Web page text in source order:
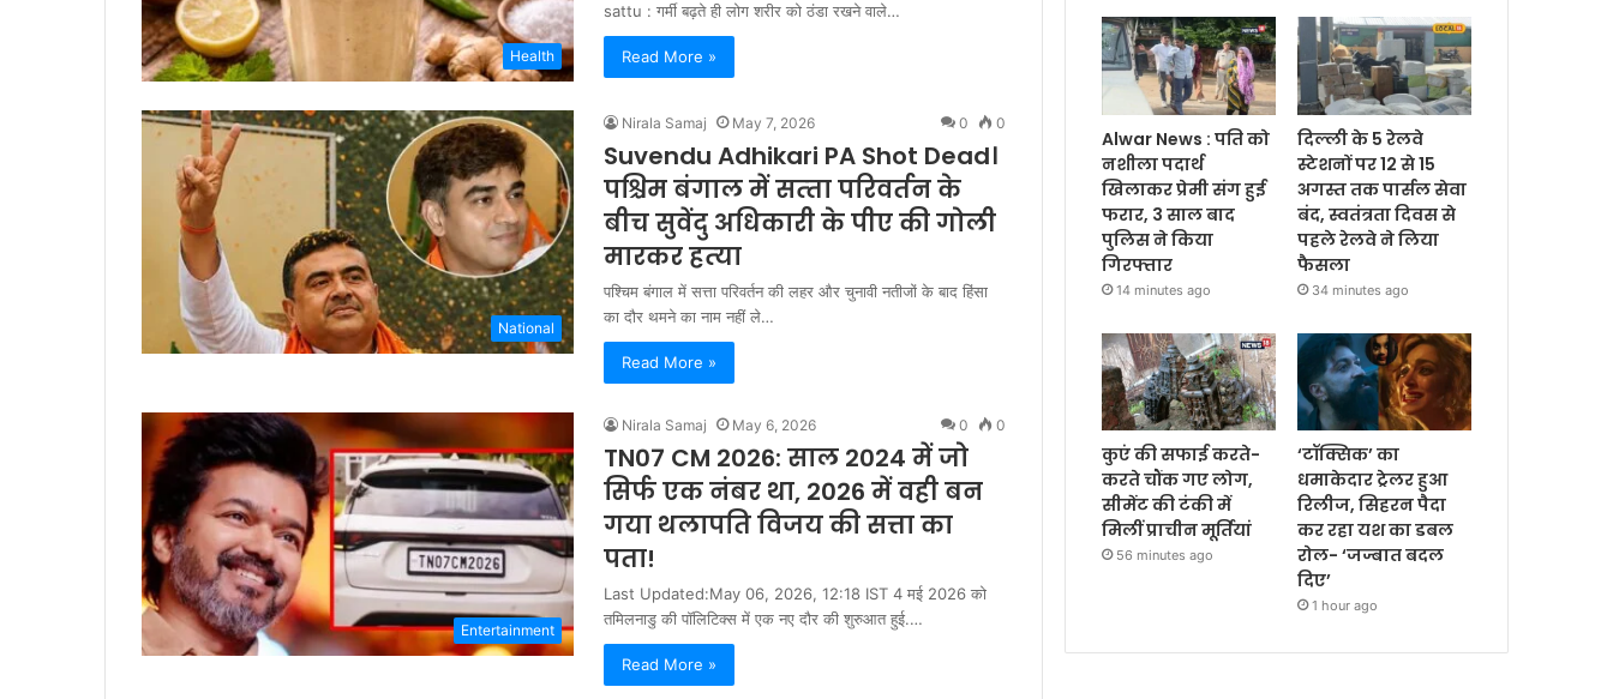
Health
sattu : गर्मी बढ़ते ही लोग शरीर को ठंडा रखने वाले…
Read More »
National
Nirala Samaj May 7, 2026 0 0
Suvendu Adhikari PA Shot Dead।
पश्चिम बंगाल में सत्‍ता परिवर्तन के
बीच सुवेंदु अधिकारी के पीए की गोली
मारकर हत्‍या
पश्चिम बंगाल में सत्ता परिवर्तन की लहर और चुनावी नतीजों के बाद हिंसा
का दौर थमने का नाम नहीं ले…
Read More »
Entertainment
Nirala Samaj May 6, 2026 0 0
TN07 CM 2026: साल 2024 में जो
सिर्फ एक नंबर था, 2026 में वही बन
गया थलापति विजय की सत्ता का
पता!
Last Updated:May 06, 2026, 12:18 IST 4 मई 2026 को
तमिलनाडु की पॉलिटिक्स में एक नए दौर की शुरुआत हुई.…
Read More »
Alwar News : पति को
नशीला पदार्थ
खिलाकर प्रेमी संग हुई
फरार, 3 साल बाद
पुलिस ने किया
गिरफ्तार
14 minutes ago
दिल्ली के 5 रेलवे
स्टेशनों पर 12 से 15
अगस्त तक पार्सल सेवा
बंद, स्वतंत्रता दिवस से
पहले रेलवे ने लिया
फैसला
34 minutes ago
कुएं की सफाई करते-
करते चौंक गए लोग,
सीमेंट की टंकी में
मिलीं प्राचीन मूर्तियां
56 minutes ago
‘टॉक्सिक’ का
धमाकेदार ट्रेलर हुआ
रिलीज, सिहरन पैदा
कर रहा यश का डबल
रोल- ‘जज्बात बदल
दिए’
1 hour ago